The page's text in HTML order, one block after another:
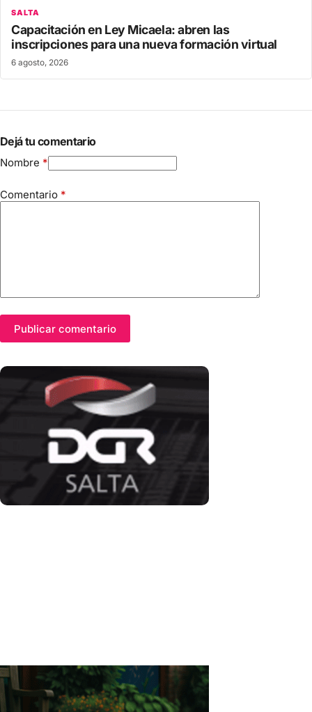
SALTA
Capacitación en Ley Micaela: abren las
inscripciones para una nueva formación virtual
6 agosto, 2026
Dejá tu comentario
Nombre *
Comentario *
Publicar comentario